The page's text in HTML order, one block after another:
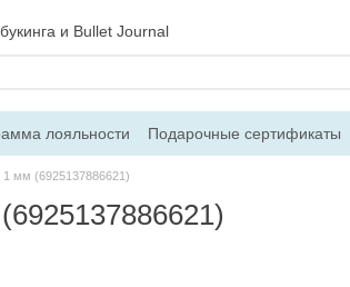
и Bullet Journal
лояльности Подарочные сертификаты
Блог Контакты О магазине
1 мм (6925137886621)